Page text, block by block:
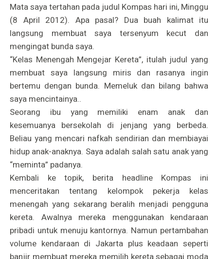
Mata saya tertahan pada judul Kompas hari ini, Minggu
(8 April 2012). Apa pasal? Dua buah kalimat itu
langsung membuat saya tersenyum kecut dan
mengingat bunda saya.
“Kelas Menengah Mengejar Kereta”, itulah judul yang
membuat saya langsung miris dan rasanya ingin
bertemu dengan bunda. Memeluk dan bilang bahwa
saya mencintainya..
Seorang ibu yang memiliki enam anak dan
kesemuanya bersekolah di jenjang yang berbeda.
Beliau yang mencari nafkah sendirian dan membiayai
hidup anak-anaknya. Saya adalah salah satu anak yang
“meminta” padanya.
Kembali ke topik, berita headline Kompas ini
menceritakan tentang kelompok pekerja kelas
menengah yang sekarang beralih menjadi pengguna
kereta. Awalnya mereka menggunakan kendaraan
pribadi untuk menuju kantornya. Namun pertambahan
volume kendaraan di Jakarta plus keadaan seperti